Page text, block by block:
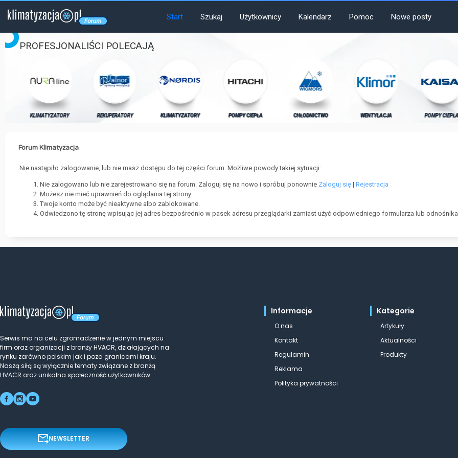
Start Szukaj Użytkownicy Kalendarz Pomoc Nowe posty
PROFESJONALIŚCI POLECAJĄ
KLIMATYZATORY REKUPERATORY KLIMATYZATORY POMPY CIEPŁA CHŁODNICTWO WENTYLACJA POMPY CIEPŁA
Forum Klimatyzacja
Nie nastąpiło zalogowanie, lub nie masz dostępu do tej części forum. Możliwe powody takiej sytuacji:
Nie zalogowano lub nie zarejestrowano się na forum. Zaloguj się na nowo i spróbuj ponownie Zaloguj się| Rejestracja
Możesz nie mieć uprawnień do oglądania tej strony.
Twoje konto może być nieaktywne albo zablokowane.
Odwiedzono tę stronę wpisując jej adres bezpośrednio w pasek adresu przeglądarki zamiast użyć odpowiedniego formularza lub odnośnika.
Serwis ma na celu zgromadzenie w jednym miejscu
firm oraz organizacji z branży HVACR, działających na
rynku zarówno polskim jak i poza granicami kraju.
Naszą siłą są wyłącznie tematy związane z branżą
HVACR oraz unikalna społeczność użytkowników.
NEWSLETTER
Informacje
O nas
Kontakt
Regulamin
Reklama
Polityka prywatności
Kategorie
Artykuły
Aktualności
Produkty